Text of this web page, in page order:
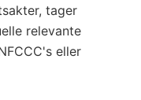
tager
relevante
eller